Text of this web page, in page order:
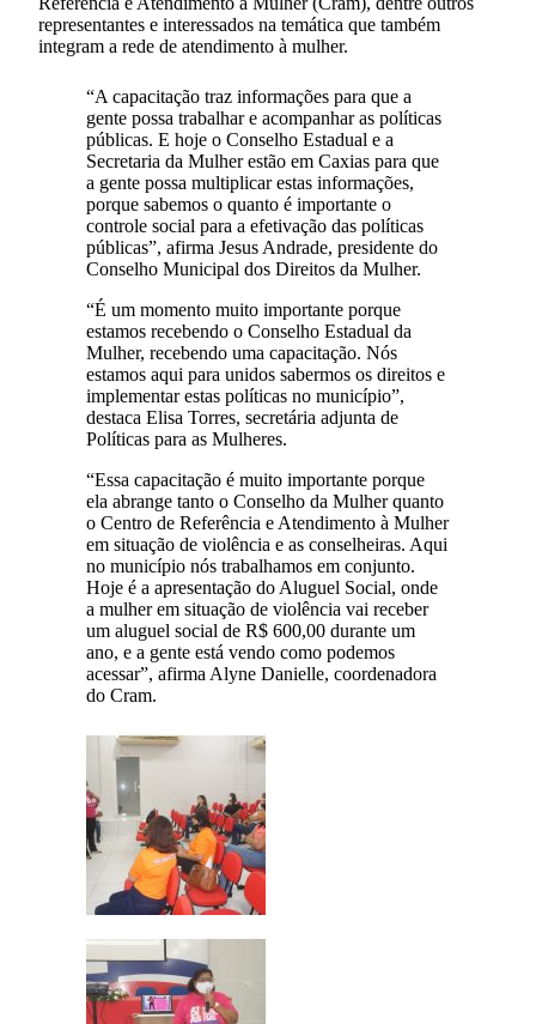
representantes e interessados na temática que também
integram a rede de atendimento à mulher.
“A capacitação traz informações para que a
gente possa trabalhar e acompanhar as políticas
públicas. E hoje o Conselho Estadual e a
Secretaria da Mulher estão em Caxias para que
a gente possa multiplicar estas informações,
porque sabemos o quanto é importante o
controle social para a efetivação das políticas
públicas”, afirma Jesus Andrade, presidente do
Conselho Municipal dos Direitos da Mulher.
“É um momento muito importante porque
estamos recebendo o Conselho Estadual da
Mulher, recebendo uma capacitação. Nós
estamos aqui para unidos sabermos os direitos e
implementar estas políticas no município”,
destaca Elisa Torres, secretária adjunta de
Políticas para as Mulheres.
“Essa capacitação é muito importante porque
ela abrange tanto o Conselho da Mulher quanto
o Centro de Referência e Atendimento à Mulher
em situação de violência e as conselheiras. Aqui
no município nós trabalhamos em conjunto.
Hoje é a apresentação do Aluguel Social, onde
a mulher em situação de violência vai receber
um aluguel social de R$ 600,00 durante um
ano, e a gente está vendo como podemos
acessar”, afirma Alyne Danielle, coordenadora
do Cram.